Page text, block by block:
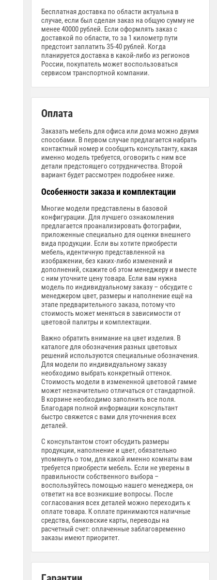
Бесплатная доставка по области актуальна в
случае, если был сделан заказ на общую сумму не
менее 40000 рублей. Если оформлять заказ с
доставкой по области, то за 1 километр пути
предстоит заплатить 35-40 рублей. Когда
планируется доставка в какой-либо из регионов
России, покупатель может воспользоваться
сервисом транспортной компании.
Оплата
Заказать мебель для офиса или дома можно двумя
способами. В первом случае предлагается набрать
контактный номер и сообщить консультанту, какая
именно модель требуется, оговорить с ним все
детали предстоящего сотрудничества. Второй
вариант будет рассмотрен подробнее ниже.
Особенности заказа и комплектации
Многие модели представлены в базовой
конфигурации. Для лучшего ознакомления
предлагается проанализировать фотографии,
приложенные специально для оценки внешнего
вида продукции. Если вы хотите приобрести
мебель, идентичную представленной на
изображении, без каких-либо изменений и
дополнений, скажите об этом менеджеру и вместе
с ним уточните цену товара. Если вам нужна
модель по индивидуальному заказу – обсудите с
менеджером цвет, размеры и наполнение ещё на
этапе предварительного заказа, потому что
стоимость может меняться в зависимости от
цветовой палитры и комплектации.
Важно обратить внимание на цвет изделия. В
каталоге для обозначения разных цветовых
решений используются специальные обозначения.
Для модели по индивидуальному заказу
необходимо выбрать конкретный оттенок.
Стоимость модели в измененной цветовой гамме
может незначительно отличаться от стандартной.
В корзине необходимо заполнить все поля.
Благодаря полной информации консультант
быстро свяжется с вами для уточнения всех
деталей.
С консультантом стоит обсудить размеры
продукции, наполнение и цвет, обязательно
упомянуть о том, для какой именно комнаты вам
требуется приобрести мебель. Если не уверены в
правильности собственного выбора –
воспользуйтесь помощью нашего менеджера, он
ответит на все возникшие вопросы. После
согласования всех деталей можно переходить к
оплате товара. К оплате принимаются наличные
средства, банковские карты, переводы на
расчетный счет: оплаченные заблаговременно
заказы имеют приоритет.